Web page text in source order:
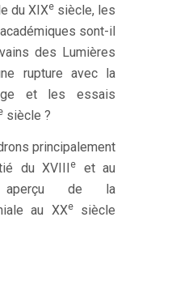
du XIXe siècle, les
sont-il
des Lumières
rupture avec la
et les essais
siècle ?
principalement
du XVIIIe
et au
de la
au XXesiècle